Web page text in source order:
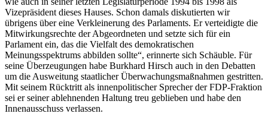
Vizepräsident dieses Hauses. Schon damals diskutierten wir
übrigens über eine Verkleinerung des Parlaments. Er verteidigte die
Mitwirkungsrechte der Abgeordneten und setzte sich für ein
Parlament ein, das die Vielfalt des demokratischen
Meinungsspektrums abbilden sollte“, erinnerte sich Schäuble. Für
seine Überzeugungen habe Burkhard Hirsch auch in den Debatten
um die Ausweitung staatlicher Überwachungsmaßnahmen gestritten.
Mit seinem Rücktritt als innenpolitischer Sprecher der FDP-Fraktion
sei er seiner ablehnenden Haltung treu geblieben und habe den
Innenausschuss verlassen.